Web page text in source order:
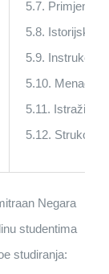
5.7.
5.8. Istorijsko
5.9.
5.10.
5.11.
5.12.
Negara
studentima
studiranja: